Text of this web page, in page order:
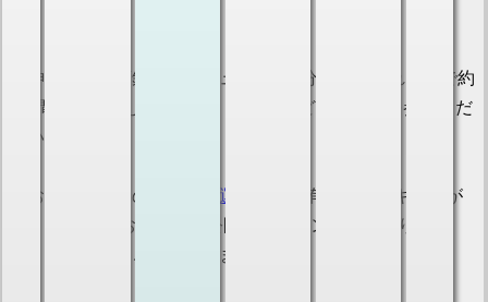
※神戸市営地下鉄はラッシュ時に3~4分間隔、それ以外で約
7分間隔で運行しています。時刻表などは
を参照くだ
さい。
（お車をご利用の方は 総合運動公園
に有料のパーキングが
あります。 なお総合運動公園にてイベント等があります
と、満車となることもあります）